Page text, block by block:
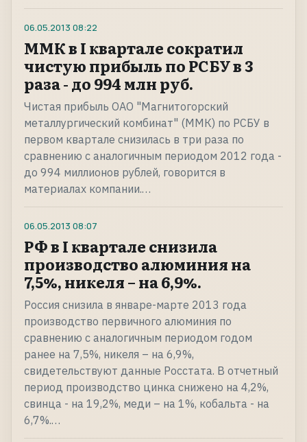
06.05.2013 08:22
ММК в I квартале сократил
чистую прибыль по РСБУ в 3
раза - до 994 млн руб.
Чистая прибыль ОАО "Магнитогорский
металлургический комбинат" (ММК) по РСБУ в
первом квартале снизилась в три раза по
сравнению с аналогичным периодом 2012 года -
до 994 миллионов рублей, говорится в
материалах компании.…
06.05.2013 08:07
РФ в I квартале снизила
производство алюминия на
7,5%, никеля – на 6,9%.
Россия снизила в январе-марте 2013 года
производство первичного алюминия по
сравнению с аналогичным периодом годом
ранее на 7,5%, никеля – на 6,9%,
свидетельствуют данные Росстата. В отчетный
период производство цинка снижено на 4,2%,
свинца - на 19,2%, меди – на 1%, кобальта - на
6,7%.…